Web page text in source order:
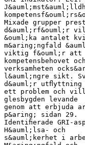
Mixade grupper
d&auml;rf&ouml;r
&ouml;ka antalet
m&aring;ngfald
viktig f&ouml;r att
kompetensbehovet
verksamheten
l&auml;ngre sikt.
d&auml;r utﬂyttning
ett problem och
glesbygden levande
genom att erbjuda
p&aring; sidan 29.
Identiﬁerade GRI-
H&auml;lsa- och
s&auml;kerhet i